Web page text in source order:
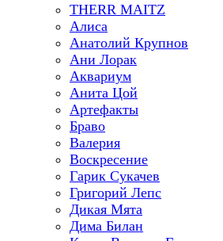
THERR MAITZ
Алиса
Анатолий Крупнов
Ани Лорак
Аквариум
Анита Цой
Артефакты
Браво
Валерия
Воскресение
Гарик Сукачев
Григорий Лепс
Дикая Мята
Дима Билан